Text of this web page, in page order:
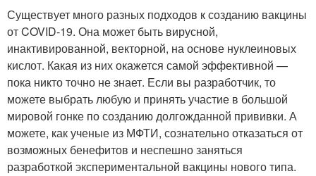
Существует много разных подходов к созданию вакцины
от COVID-19. Она может быть вирусной,
инактивированной, векторной, на основе нуклеиновых
кислот. Какая из них окажется самой эффективной —
пока никто точно не знает. Если вы разработчик, то
можете выбрать любую и принять участие в большой
мировой гонке по созданию долгожданной прививки. А
можете, как ученые из МФТИ, сознательно отказаться от
возможных бенефитов и неспешно заняться
разработкой экспериментальной вакцины нового типа.